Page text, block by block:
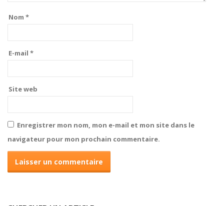
Nom *
E-mail *
Site web
Enregistrer mon nom, mon e-mail et mon site dans le
navigateur pour mon prochain commentaire.